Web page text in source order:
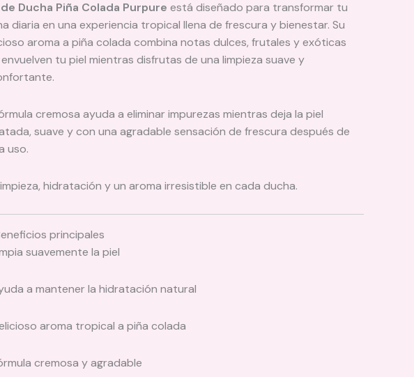
Ducha Piña Colada Purpure está diseñado para transformar tu
diaria en una experiencia tropical llena de frescura y bienestar. Su
aroma a piña colada combina notas dulces, frutales y exóticas
tu piel mientras disfrutas de una limpieza suave y
cremosa ayuda a eliminar impurezas mientras deja la piel
suave y con una agradable sensación de frescura después de
uso.
hidratación y un aroma irresistible en cada ducha.
principales
suavemente la piel
a mantener la hidratación natural
aroma tropical a piña colada
cremosa y agradable